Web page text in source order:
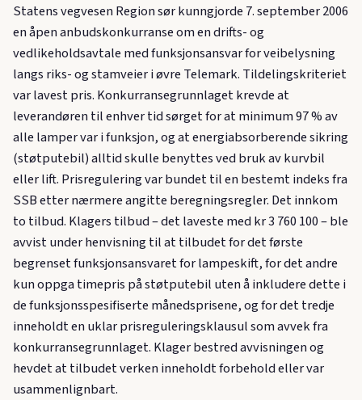
Statens vegvesen Region sør kunngjorde 7. september 2006
en åpen anbudskonkurranse om en drifts- og
vedlikeholdsavtale med funksjonsansvar for veibelysning
langs riks- og stamveier i øvre Telemark. Tildelingskriteriet
var lavest pris. Konkurransegrunnlaget krevde at
leverandøren til enhver tid sørget for at minimum 97 % av
alle lamper var i funksjon, og at energiabsorberende sikring
(støtputebil) alltid skulle benyttes ved bruk av kurvbil
eller lift. Prisregulering var bundet til en bestemt indeks fra
SSB etter nærmere angitte beregningsregler. Det innkom
to tilbud. Klagers tilbud – det laveste med kr 3 760 100 – ble
avvist under henvisning til at tilbudet for det første
begrenset funksjonsansvaret for lampeskift, for det andre
kun oppga timepris på støtputebil uten å inkludere dette i
de funksjonsspesifiserte månedsprisene, og for det tredje
inneholdt en uklar prisreguleringsklausul som avvek fra
konkurransegrunnlaget. Klager bestred avvisningen og
hevdet at tilbudet verken inneholdt forbehold eller var
usammenlignbart.